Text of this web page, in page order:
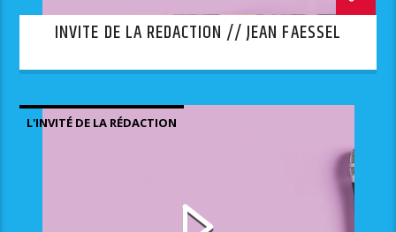
INVITE DE LA REDACTION // JEAN FAESSEL
L'INVITÉ DE LA RÉDACTION